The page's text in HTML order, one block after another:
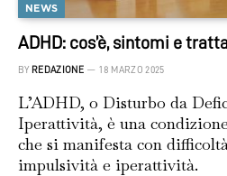
NEWS
ADHD: cos’è, sintomi e
BY REDAZIONE 18 MARZO 2025
L’ADHD, o Disturbo da
Iperattività, è una
che si manifesta con
impulsività e iperattività.